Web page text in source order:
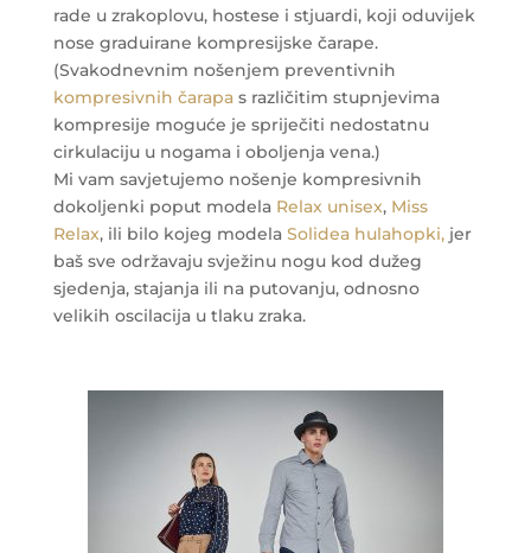
rade u zrakoplovu, hostese i stjuardi, koji oduvijek
nose graduirane kompresijske čarape.
(Svakodnevnim nošenjem preventivnih
kompresivnih čarapas različitim stupnjevima
kompresije moguće je spriječiti nedostatnu
cirkulaciju u nogama i oboljenja vena.)
Mi vam savjetujemo nošenje kompresivnih
dokoljenki poput modela Relax unisex, Miss
Relax, ili bilo kojeg modela Solidea hulahopki,jer
baš sve održavaju svježinu nogu kod dužeg
sjedenja, stajanja ili na putovanju, odnosno
velikih oscilacija u tlaku zraka.